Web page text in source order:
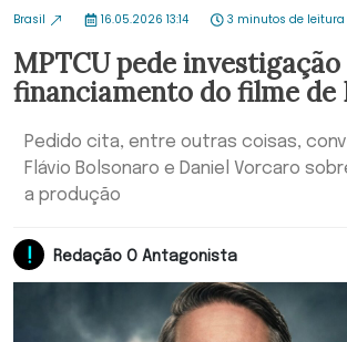
Brasil 16.05.2026 13:14 3 minutos de leitura
MPTCU pede
financiamento do filme de
Pedido cita, entre outras coisas,
Flávio Bolsonaro e Daniel Vorcaro
a produção
Redação O Antagonista